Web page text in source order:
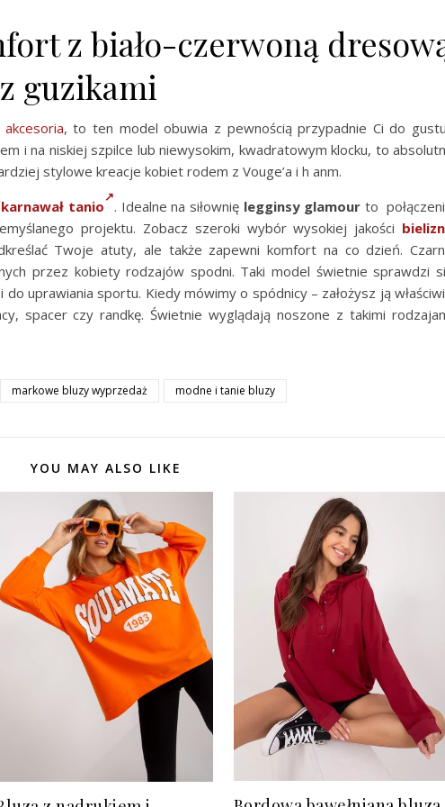
z biało-czerwoną
guzikami
akcesoria, to ten model obuwia z pewnością przypadnie Ci do
i na niskiej szpilce lub niewysokim, kwadratowym klocku, to
stylowe kreacje kobiet rodem z Vouge’a i h anm.
tanio . Idealne na siłownię legginsy glamour to
projektu. Zobacz szeroki wybór wysokiej jakości
Twoje atuty, ale także zapewni komfort na co dzień.
przez kobiety rodzajów spodni. Taki model świetnie sprawdzi
uprawiania sportu. Kiedy mówimy o spódnicy – założysz ją
spacer czy randkę. Świetnie wyglądają noszone z takimi
markowe bluzy wyprzedaż modne i tanie bluzy
YOU MAY ALSO LIKE